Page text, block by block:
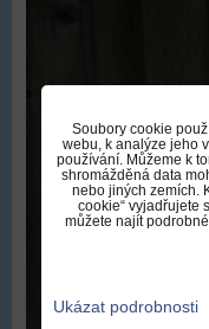
Soubory cookie
webu, k analýze jeho
používání. Můžeme k
shromážděná data
nebo jiných zemích.
cookie“ vyjadřujete
můžete najít
Ukázat podrobnosti